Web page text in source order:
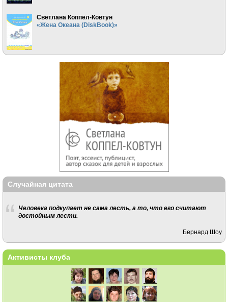
Светлана Коппел-Ковтун
«Жена Океана (DiskBook)»
Случайная цитата
Человека подкупает не сама лесть, а то, что его считают
достойным лести.
Бернард Шоу
Активисты клуба